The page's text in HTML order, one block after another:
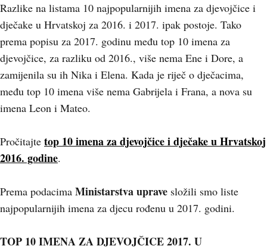
Razlike na listama 10 najpopularnijih imena za djevojčice i
dječake u Hrvatskoj za 2016. i 2017. ipak postoje. Tako
prema popisu za 2017. godinu među top 10 imena za
djevojčice, za razliku od 2016., više nema Ene i Dore, a
zamijenila su ih Nika i Elena. Kada je riječ o dječacima,
među top 10 imena više nema Gabrijela i Frana, a nova su
imena Leon i Mateo.
Pročitajte top 10 imena za djevojčice i dječake u Hrvatskoj
2016. godine.
Prema podacima Ministarstva uprave složili smo liste
najpopularnijih imena za djecu rođenu u 2017. godini.
TOP 10 IMENA ZA DJEVOJČICE 2017. U